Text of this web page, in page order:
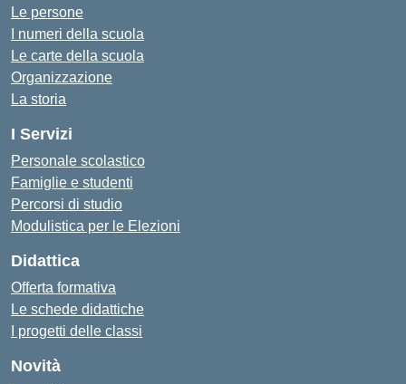
Le persone
I numeri della scuola
Le carte della scuola
Organizzazione
La storia
I Servizi
Personale scolastico
Famiglie e studenti
Percorsi di studio
Modulistica per le Elezioni
Didattica
Offerta formativa
Le schede didattiche
I progetti delle classi
Novità